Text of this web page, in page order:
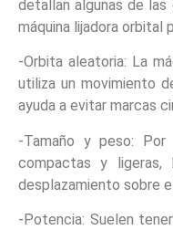
detallan algunas de
máquina lijadora orbital
-Orbita aleatoria: La
utiliza un movimiento
ayuda a evitar marcas
-Tamaño y peso: Por
compactas y
desplazamiento sobre
-Potencia: Suelen